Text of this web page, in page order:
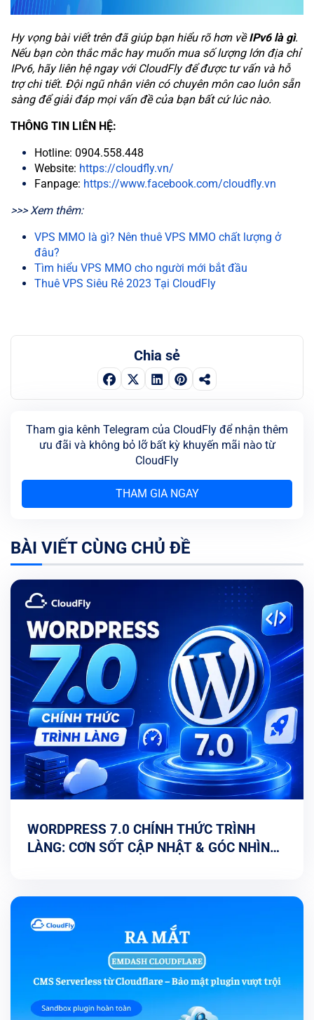
Hy vọng bài viết trên đã giúp bạn hiểu rõ hơn vềIPv6 là gì.
Nếu bạn còn thắc mắc hay muốn mua số lượng lớn địa chỉ
IPv6, hãy liên hệ ngay với CloudFly để được tư vấn và hỗ
trợ chi tiết. Đội ngũ nhân viên có chuyên môn cao luôn sẵn
sàng để giải đáp mọi vấn đề của bạn bất cứ lúc nào.
THÔNG TIN LIÊN HỆ:
Hotline: 0904.558.448
Website: https://cloudfly.vn/
Fanpage: https://www.facebook.com/cloudfly.vn
>>> Xem thêm:
VPS MMO là gì? Nên thuê VPS MMO chất lượng ở
đâu?
Tìm hiểu VPS MMO cho người mới bắt đầu
Thuê VPS Siêu Rẻ 2023 Tại CloudFly
Chia sẻ
Tham gia kênh Telegram của CloudFly để nhận thêm
ưu đãi và không bỏ lỡ bất kỳ khuyến mãi nào từ
CloudFly
THAM GIA NGAY
BÀI VIẾT CÙNG CHỦ ĐỀ
WORDPRESS 7.0 CHÍNH THỨC TRÌNH
LÀNG: CƠN SỐT CẬP NHẬT & GÓC NHÌN